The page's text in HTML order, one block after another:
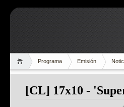
Programa Emisión
[CL] 17x10 -